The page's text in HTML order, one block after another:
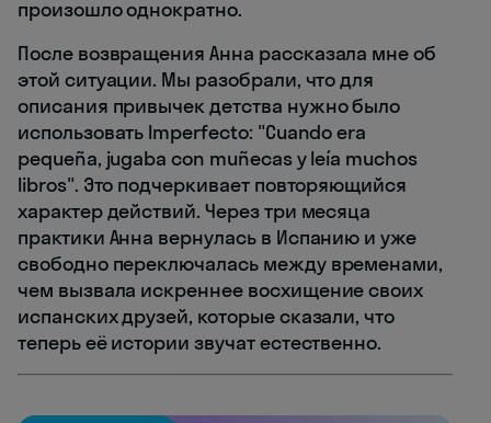
произошло однократно.
После возвращения Анна рассказала мне об
этой ситуации. Мы разобрали, что для
описания привычек детства нужно было
использовать Imperfecto: "Cuando era
pequeña, jugaba con muñecas y leía muchos
libros". Это подчеркивает повторяющийся
характер действий. Через три месяца
практики Анна вернулась в Испанию и уже
свободно переключалась между временами,
чем вызвала искреннее восхищение своих
испанских друзей, которые сказали, что
теперь её истории звучат естественно.